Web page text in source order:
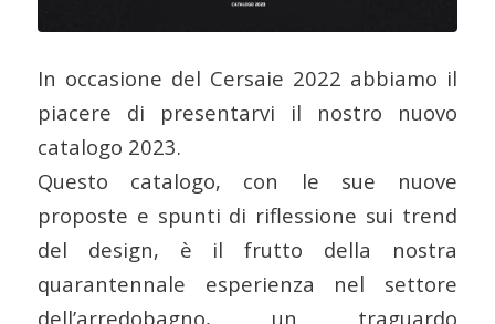
In occasione del Cersaie 2022 abbiamo il
piacere di presentarvi il nostro nuovo
catalogo 2023.
Questo catalogo, con le sue nuove
proposte e spunti di riflessione sui trend
del design, è il frutto della nostra
quarantennale esperienza nel settore
dell’arredobagno, un traguardo